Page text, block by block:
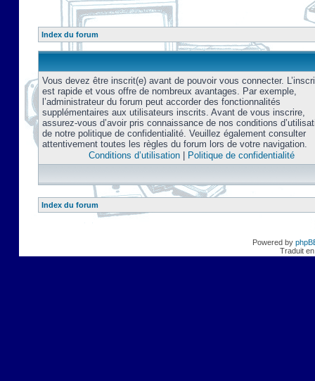
Index du forum
Vous devez être inscrit(e) avant de pouvoir vous connecter.
est rapide et vous offre de nombreux avantages. Par exemple,
l’administrateur du forum peut accorder des fonctionnalités
supplémentaires aux utilisateurs inscrits. Avant de vous inscrire,
assurez-vous d’avoir pris connaissance de nos conditions
de notre politique de confidentialité. Veuillez également consulter
attentivement toutes les règles du forum lors de votre navigation.
Conditions d’utilisation| Politique de confidentialité
Index du forum
Powered by
Traduit